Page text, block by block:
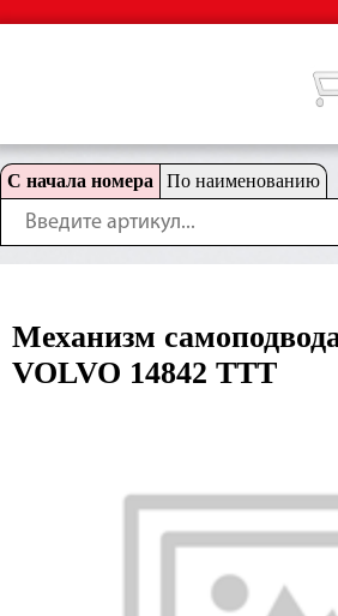
С начала номера По наименованию
Механизм
VOLVO 14842 TTT